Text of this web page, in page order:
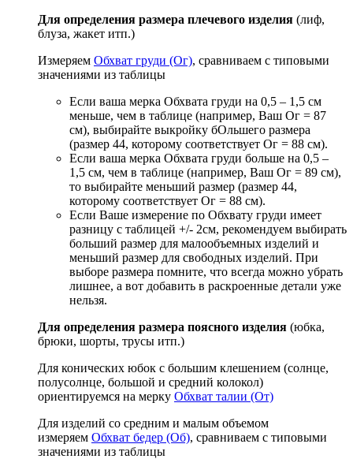
Для определения размера плечевого изделия (лиф,
блуза, жакет итп.)
Измеряем Обхват груди (Ог), сравниваем с типовыми
значениями из таблицы
Если ваша мерка Обхвата груди на 0,5 – 1,5 см
меньше, чем в таблице (например, Ваш Ог = 87
см), выбирайте выкройку бОльшего размера
(размер 44, которому соответствует Ог = 88 см).
Если ваша мерка Обхвата груди больше на 0,5 –
1,5 см, чем в таблице (например, Ваш Ог = 89 см),
то выбирайте меньший размер (размер 44,
которому соответствует Ог = 88 см).
Если Ваше измерение по Обхвату груди имеет
разницу с таблицей +/- 2см, рекомендуем выбирать
больший размер для малообъемных изделий и
меньший размер для свободных изделий. При
выборе размера помните, что всегда можно убрать
лишнее, а вот добавить в раскроенные детали уже
нельзя.
Для определения размера поясного изделия (юбка,
брюки, шорты, трусы итп.)
Для конических юбок с большим клешением (солнце,
полусолнце, большой и средний колокол)
ориентируемся на мерку Обхват талии (От)
Для изделий со средним и малым объемом
измеряем Обхват бедер (Об), сравниваем с типовыми
значениями из таблицы